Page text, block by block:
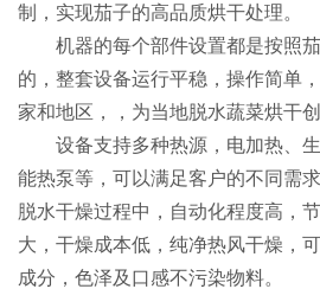
制，实现茄子的高品质烘干处理。
机器的每个部件设置都是按照
的，整套设备运行平稳，操作简单
家和地区，，为当地脱水蔬菜烘干
设备支持多种热源，电加热、
能热泵等，可以满足客户的不同需
脱水干燥过程中，自动化程度高，
大，干燥成本低，纯净热风干燥，
成分，色泽及口感不污染物料。